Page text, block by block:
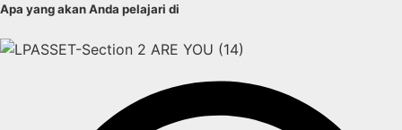
Apa yang akan Anda pelajari di